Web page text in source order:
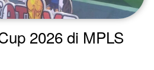
2026 di MPLS